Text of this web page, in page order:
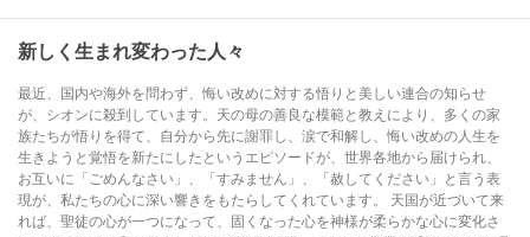
新しく生まれ変わった人々
最近、国内や海外を問わず、悔い改めに対する悟りと美しい連合の知らせ
が、シオンに殺到しています。天の母の善良な模範と教えにより、多くの家
族たちが悟りを得て、自分から先に謝罪し、涙で和解し、悔い改めの人生を
生きようと覚悟を新たにしたというエピソードが、世界各地から届けられ、
お互いに「ごめんなさい」、「すみません」、「赦してください」と言う表
現が、私たちの心に深い響きをもたらしてくれています。 天国が近づいて来
れば、聖徒の心が一つになって、固くなった心を神様が柔らかな心に変化さ